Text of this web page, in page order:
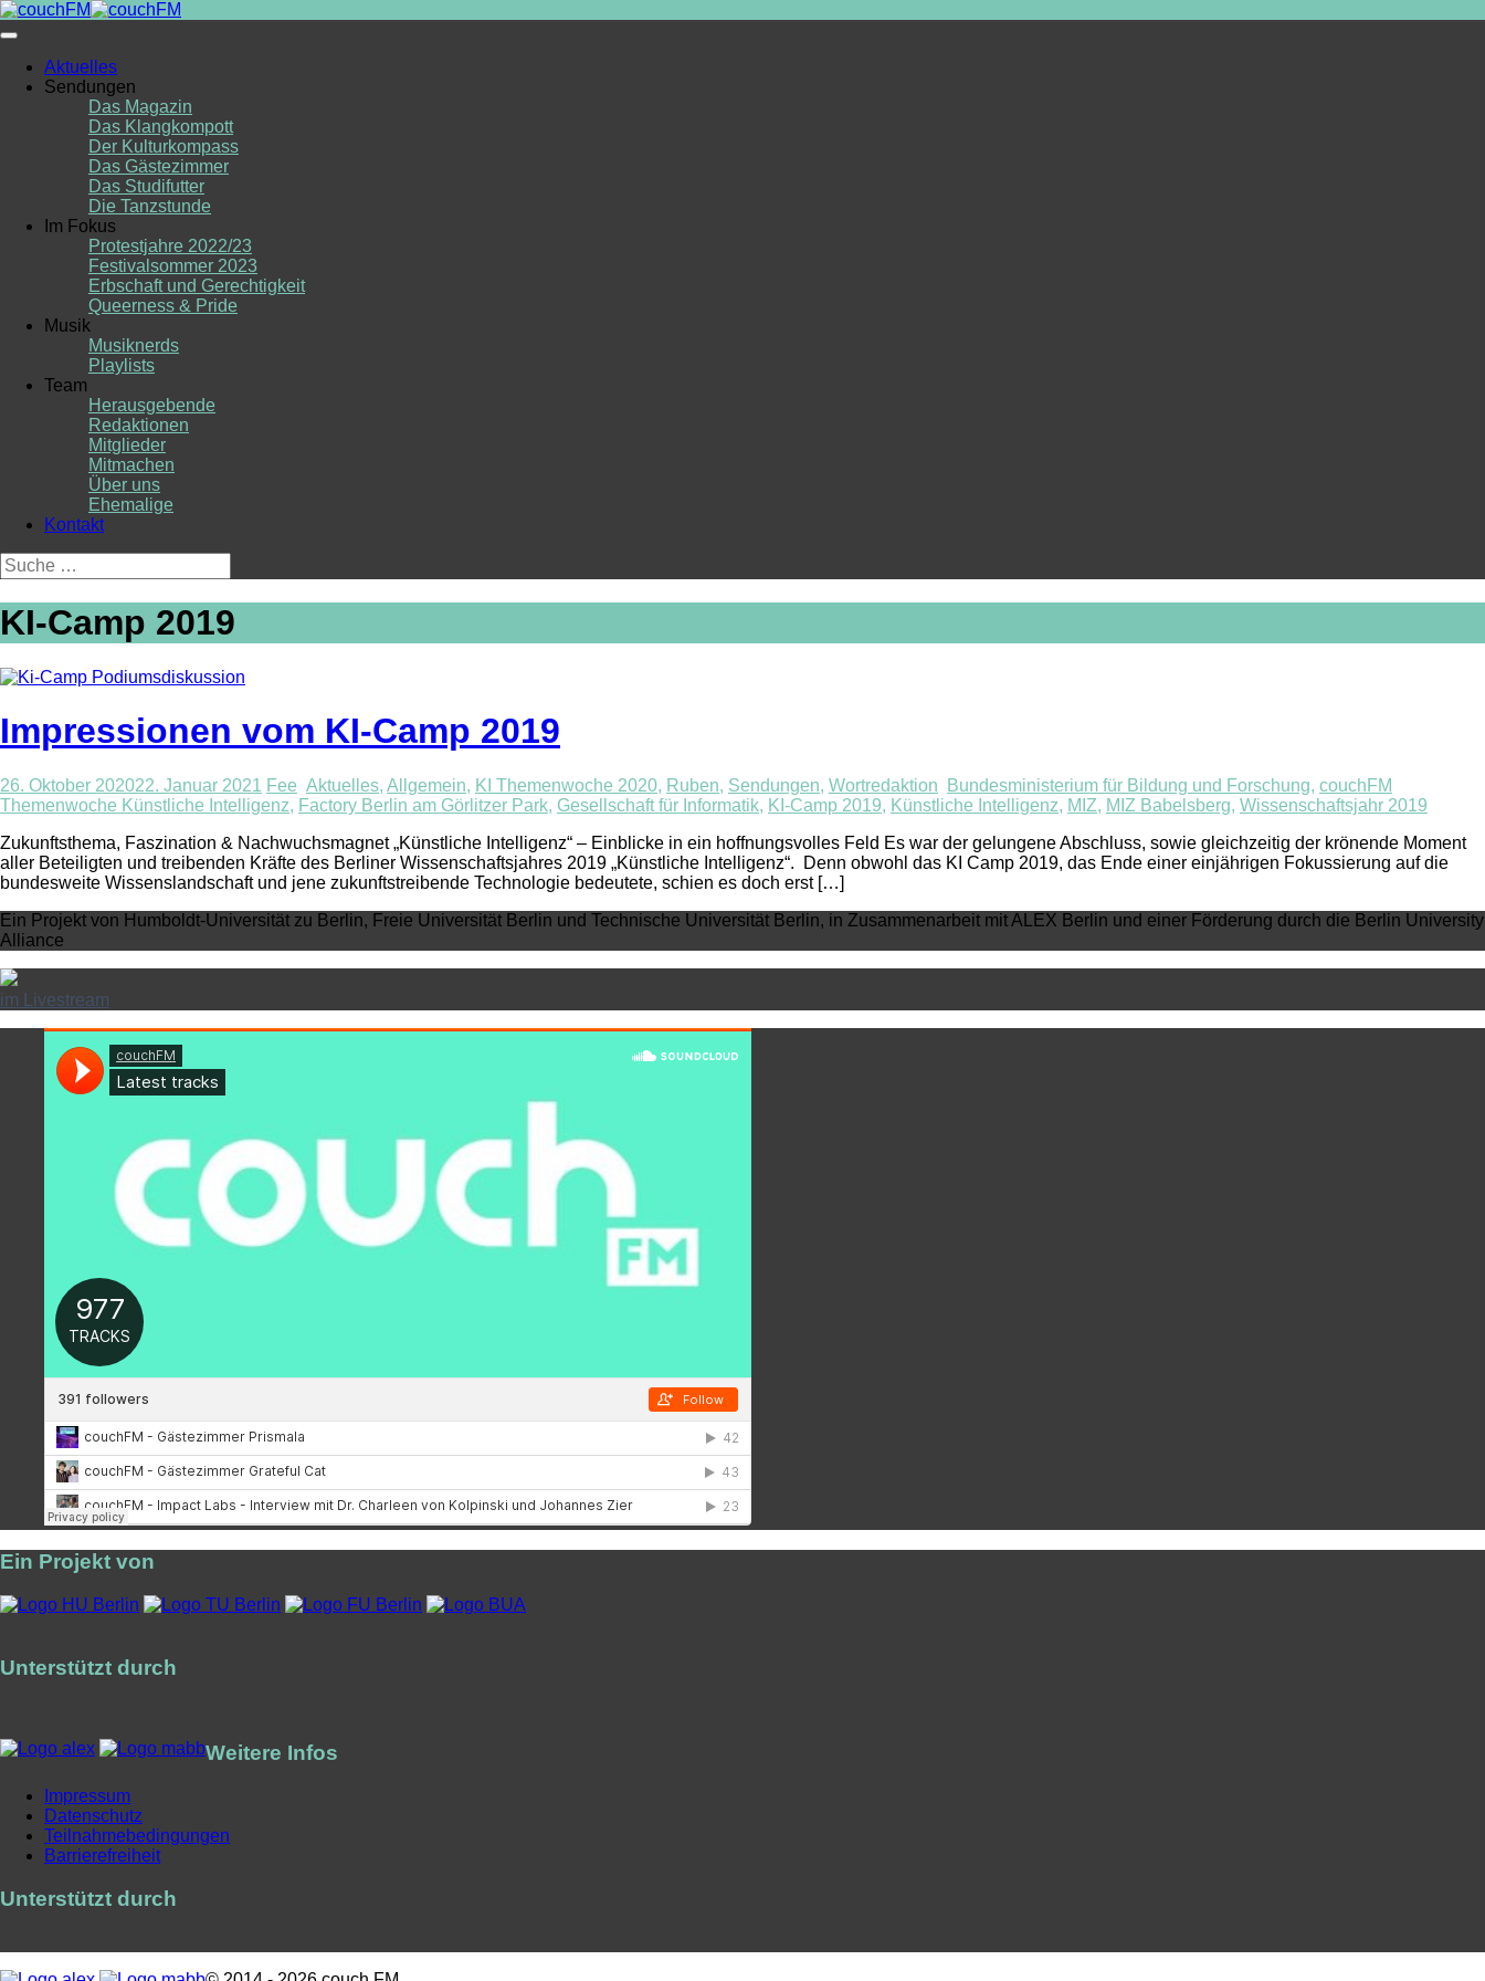
Skip
to
Aktuelles
Sendungen
Das Magazin
Das Klangkompott
Der Kulturkompass
Das Gästezimmer
Das Studifutter
Die Tanzstunde
Im Fokus
Protestjahre 2022/23
Festivalsommer 2023
Erbschaft und Gerechtigkeit
Queerness & Pride
Musik
Musiknerds
Playlists
Team
Herausgebende
Redaktionen
Mitglieder
Mitmachen
Über uns
Ehemalige
Kontakt
Suche
nach:
KI-Camp 2019
Impressionen vom KI-Camp 2019
26. Oktober 202022. Januar 2021 Fee Aktuelles, Allgemein, KI Themenwoche 2020, Ruben, Sendungen, Wortredaktion Bundesministerium für Bildung und Forschung, couchFM
Themenwoche Künstliche Intelligenz, Factory Berlin am Görlitzer Park, Gesellschaft für Informatik, KI-Camp 2019, Künstliche Intelligenz, MIZ, MIZ Babelsberg, Wissenschaftsjahr 2019
Zukunftsthema, Faszination & Nachwuchsmagnet „Künstliche Intelligenz“ – Einblicke in ein hoffnungsvolles Feld Es war der gelungene Abschluss, sowie gleichzeitig der krönende Moment
aller Beteiligten und treibenden Kräfte des Berliner Wissenschaftsjahres 2019 „Künstliche Intelligenz“. Denn obwohl das KI Camp 2019, das Ende einer einjährigen Fokussierung auf die
bundesweite Wissenslandschaft und jene zukunftstreibende Technologie bedeutete, schien es doch erst […]
Ein Projekt von Humboldt-Universität zu Berlin, Freie Universität Berlin und Technische Universität Berlin, in Zusammenarbeit mit ALEX Berlin und einer Förderung durch die Berlin University
Alliance
im Livestream
Ein Projekt von
Unterstützt durch
Weitere Infos
Impressum
Datenschutz
Teilnahmebedingungen
Barrierefreiheit
Unterstützt durch